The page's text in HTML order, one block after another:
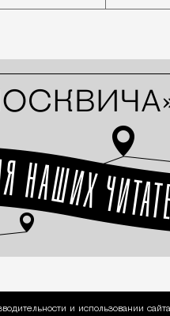
и использовании